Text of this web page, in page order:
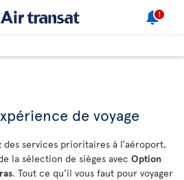
1
de voyage
services prioritaires à l’aéroport,
la sélection de sièges avec Option
. Tout ce qu’il vous faut pour voyager